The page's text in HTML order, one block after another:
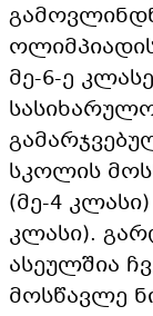
მე-6-ე
სკოლის
(მე-4
კლასი).
ასეულშია
მოსწავლე